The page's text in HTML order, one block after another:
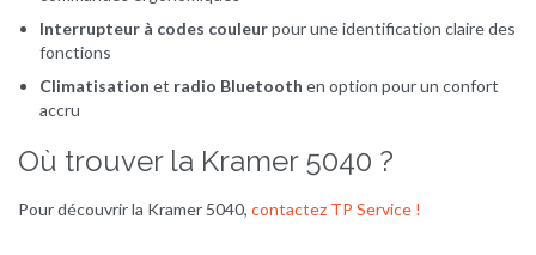
Interrupteur à codes couleurpour une identification claire des
fonctions
Climatisation et radio Bluetooth en option pour un confort
accru
Où trouver la Kramer 5040 ?
Pour découvrir la Kramer 5040, contactez TP Service !